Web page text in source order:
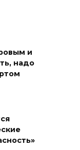
и
надо